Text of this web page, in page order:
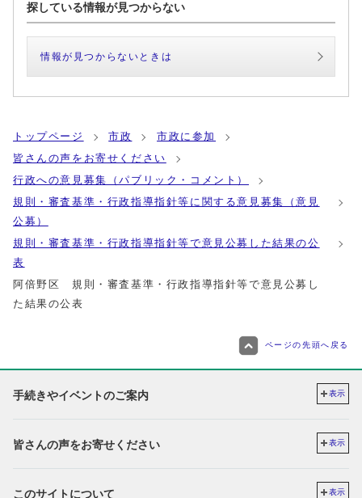
探している情報が見つからない
情報が見つからないときは
トップページ 市政
市政に参加
皆さんの声をお寄せください
行政への意見募集（パブリック・コメント）
規則・審査基準・行政指導指針等に関する意見募集（意見
公募）
規則・審査基準・行政指導指針等で意見公募した結果の公
表
阿倍野区 規則・審査基準・行政指導指針等で意見公募し
た結果の公表
ページの先頭へ戻る
手続きやイベントのご案内 表示
皆さんの声をお寄せください 表示
このサイトについて 表示